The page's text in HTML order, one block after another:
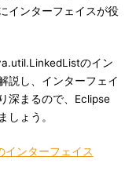
インターフェイスが役
のイン
説し、インターフェイ
深まるので、Eclipse
しょう。
インターフェイス